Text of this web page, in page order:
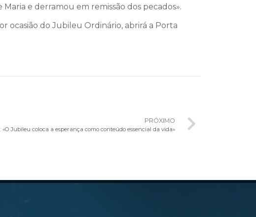
e derramou em remissão dos pecados».
ocasião do Jubileu Ordinário, abrirá a Porta
PRÓXIMO
«O Jubileu coloca a esperança como conteúdo essencial da vida»